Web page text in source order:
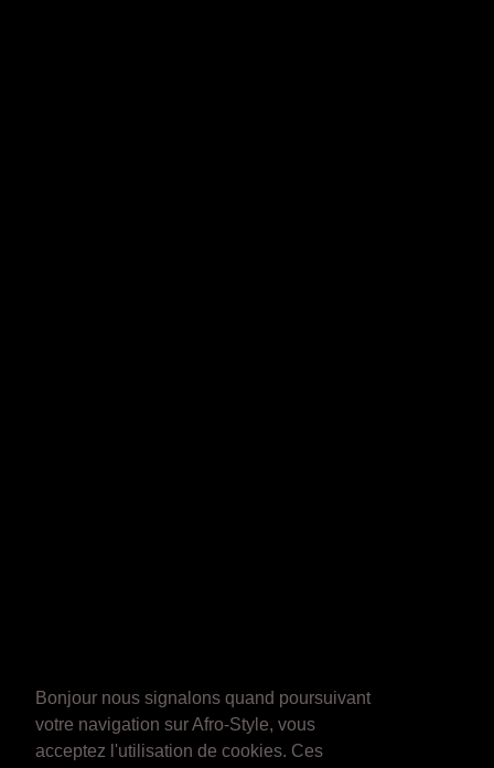
Bonjour nous signalons quand poursuivant
votre navigation sur Afro-Style, vous
acceptez l'utilisation de cookies. Ces